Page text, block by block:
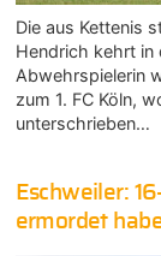
Die aus Kettenis
Hendrich kehrt in
Abwehrspielerin
zum 1. FC Köln,
unterschrieben…
Eschweiler:
ermordet